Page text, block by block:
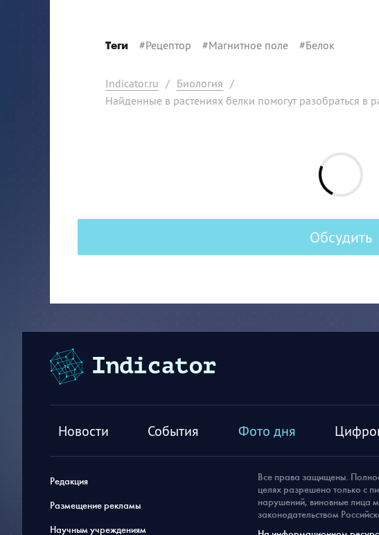
Теги #Рецептор #Магнитное поле #Белок
Indicator.ru / Биология /
Найденные в растениях белки помогут разобраться в
Обсудить
Новости События Фото дня
Редакция
Размещение рекламы
Научным учреждениям
Все права защищены.
целях разрешено только с
нарушений, виновные лица
законодательством